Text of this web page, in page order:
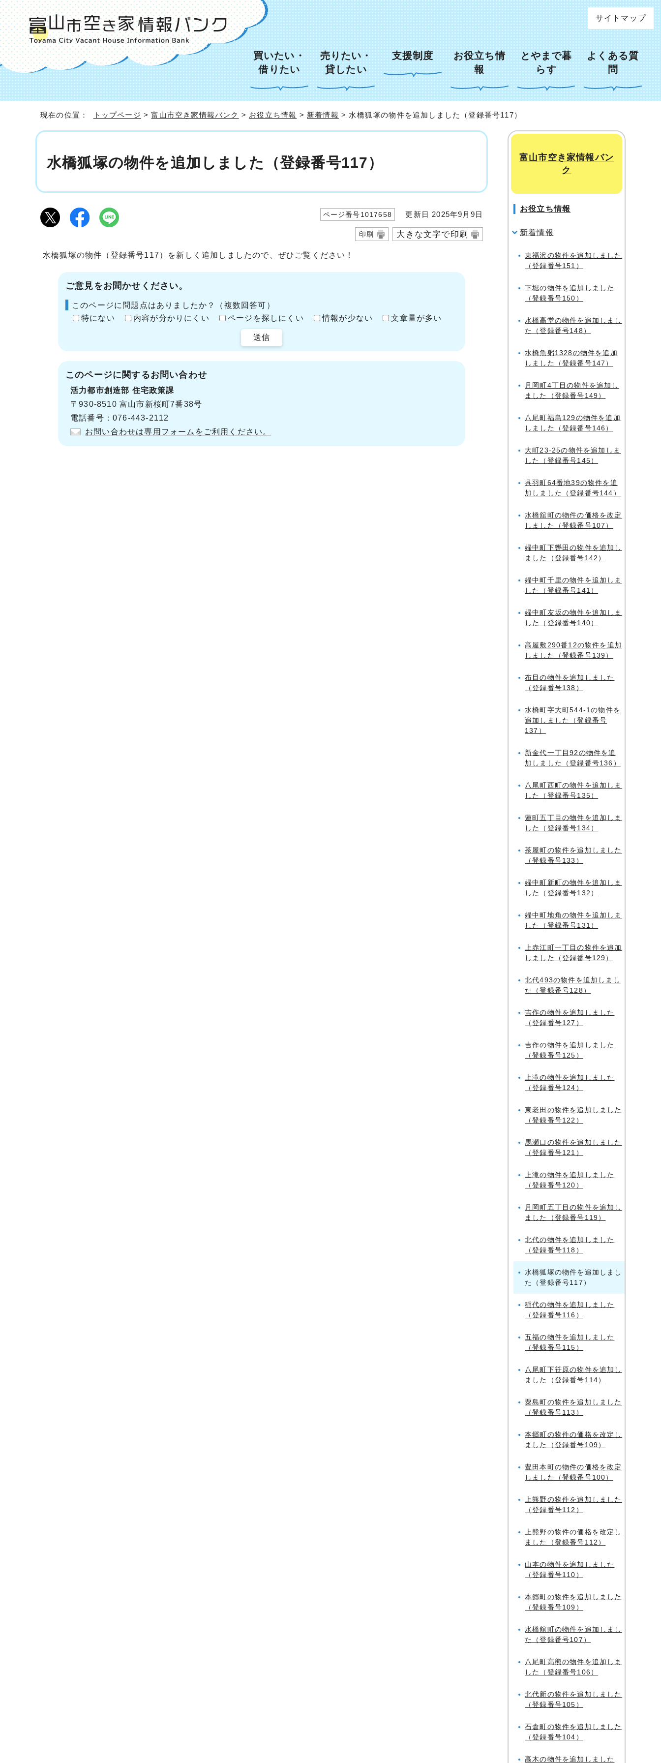
サイトマップ
買いたい・
借りたい
売りたい・
貸したい
支援制度
お役立ち情
報
とやまで暮
らす
よくある質
問
現在の位置： トップページ >富山市空き家情報バンク > お役立ち情報 > 新着情報 > 水橋狐塚の物件を追加しました（登録番号117）
水橋狐塚の物件を追加しました（登録番号117）
ページ番号1017658 更新日 2025年9月9日
印刷 大きな文字で印刷
水橋狐塚の物件（登録番号117）を新しく追加しましたので、ぜひご覧ください！
ご意見をお聞かせください。
このページに問題点はありましたか？（複数回答可）
特にない
内容が分かりにくい ページを探しにくい 情報が少ない 文章量が多い
送信
このページに関するお問い合わせ
活力都市創造部 住宅政策課
〒930-8510 富山市新桜町7番38号
電話番号：076-443-2112
お問い合わせは専用フォームをご利用ください。
富山市空き家情報バン
ク
お役立ち情報
新着情報
東福沢の物件を追加しました
（登録番号151）
下堀の物件を追加しました
（登録番号150）
水橋高堂の物件を追加しまし
た（登録番号148）
水橋魚躬1328の物件を追加
しました（登録番号147）
月岡町4丁目の物件を追加し
ました（登録番号149）
八尾町福島129の物件を追加
しました（登録番号146）
大町23-25の物件を追加しま
した（登録番号145）
呉羽町64番地39の物件を追
加しました（登録番号144）
水橋舘町の物件の価格を改定
しました（登録番号107）
婦中町下轡田の物件を追加し
ました（登録番号142）
婦中町千里の物件を追加しま
した（登録番号141）
婦中町友坂の物件を追加しま
した（登録番号140）
高屋敷290番12の物件を追加
しました（登録番号139）
布目の物件を追加しました
（登録番号138）
水橋町字大町544-1の物件を
追加しました（登録番号
137）
新金代一丁目92の物件を追
加しました（登録番号136）
八尾町西町の物件を追加しま
した（登録番号135）
蓮町五丁目の物件を追加しま
した（登録番号134）
茶屋町の物件を追加しました
（登録番号133）
婦中町新町の物件を追加しま
した（登録番号132）
婦中町地角の物件を追加しま
した（登録番号131）
上赤江町一丁目の物件を追加
しました（登録番号129）
北代493の物件を追加しまし
た（登録番号128）
吉作の物件を追加しました
（登録番号127）
吉作の物件を追加しました
（登録番号125）
上滝の物件を追加しました
（登録番号124）
東老田の物件を追加しました
（登録番号122）
馬瀬口の物件を追加しました
（登録番号121）
上滝の物件を追加しました
（登録番号120）
月岡町五丁目の物件を追加し
ました（登録番号119）
北代の物件を追加しました
（登録番号118）
水橋狐塚の物件を追加しまし
た（登録番号117）
稲代の物件を追加しました
（登録番号116）
五福の物件を追加しました
（登録番号115）
八尾町下笹原の物件を追加し
ました（登録番号114）
粟島町の物件を追加しました
（登録番号113）
本郷町の物件の価格を改定し
ました（登録番号109）
豊田本町の物件の価格を改定
しました（登録番号100）
上熊野の物件を追加しました
（登録番号112）
上熊野の物件の価格を改定し
ました（登録番号112）
山本の物件を追加しました
（登録番号110）
本郷町の物件を追加しました
（登録番号109）
水橋舘町の物件を追加しまし
た（登録番号107）
八尾町高熊の物件を追加しま
した（登録番号106）
北代新の物件を追加しました
（登録番号105）
石倉町の物件を追加しました
（登録番号104）
高木の物件を追加しました